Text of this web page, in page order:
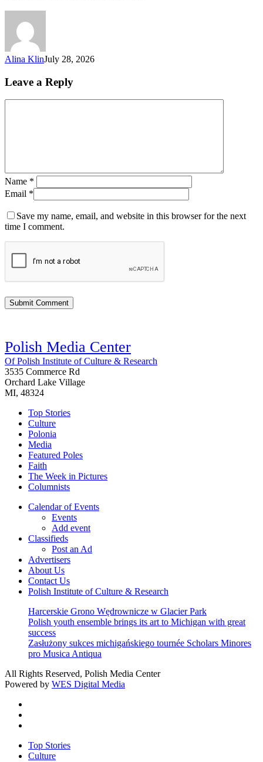
Alina KlinJuly 28, 2026
Leave a Reply
Name *
Email *
Save my name, email, and website in this browser for the next
time I comment.
Polish Media Center
Of Polish Institute of Culture & Research
3535 Commerce Rd
Orchard Lake Village
MI, 48324
Top Stories
Culture
Polonia
Media
Featured Poles
Faith
The Week in Pictures
Columnists
Calendar of Events
Events
Add event
Classifieds
Post an Ad
Advertisers
About Us
Contact Us
Polish Institute of Culture & Research
Harcerskie Grono Wędrownicze w Glacier Park
Polish youth ensemble brings its art to Michigan with great
success
Zasłużony sukces michigańskiego tournée Scholars Minores
pro Musica Antiqua
All Rights Reserved, Polish Media Center
Powered by WES Digital Media
Close
Menu
Top Stories
Culture